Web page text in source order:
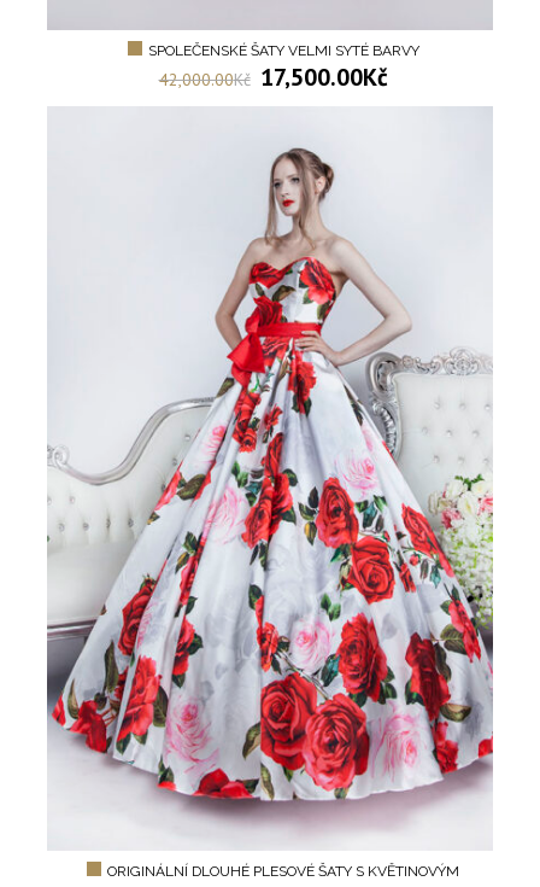
SPOLEČENSKÉ ŠATY VELMI SYTÉ BARVY
42,000.00Kč 17,500.00Kč
ORIGINÁLNÍ DLOUHÉ PLESOVÉ ŠATY S KVĚTINOVÝM